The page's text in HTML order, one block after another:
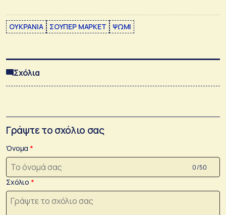
ΟΥΚΡΑΝΙΑ ΣΟΥΠΕΡ ΜΑΡΚΕΤ ΨΩΜΙ
Σχόλια
Γράψτε το σχόλιο σας
Όνομα
0 /50
Σχόλιο